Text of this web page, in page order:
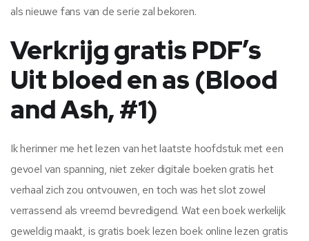
als nieuwe fans van de serie zal bekoren.
Verkrijg gratis PDF’s
Uit bloed en as (Blood
and Ash, #1)
Ik herinner me het lezen van het laatste hoofdstuk met een
gevoel van spanning, niet zeker digitale boeken gratis het
verhaal zich zou ontvouwen, en toch was het slot zowel
verrassend als vreemd bevredigend. Wat een boek werkelijk
geweldig maakt, is gratis boek lezen boek online lezen gratis